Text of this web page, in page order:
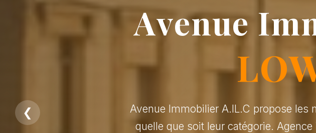
❮
Avenue
Avenue Immobilier A.IL.C propose
quelle que soit leur catégorie.